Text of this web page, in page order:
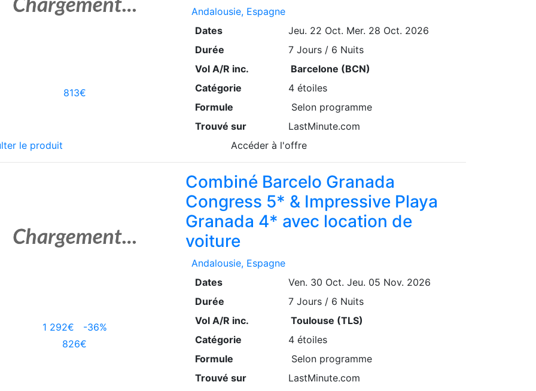
813€
Andalousie, Espagne
Dates
Jeu. 22 Oct. Mer. 28 Oct. 2026
Durée
7 Jours / 6 Nuits
Vol A/R inc.
Barcelone (BCN)
Catégorie
4 étoiles
Formule
Selon programme
Trouvé sur
LastMinute.com
le produit
Accéder à l'offre
1 292€ -36%
826€
Combiné Barcelo Granada
Congress 5* & Impressive Playa
Granada 4* avec location de
voiture
Andalousie, Espagne
Dates
Ven. 30 Oct. Jeu. 05 Nov. 2026
Durée
7 Jours / 6 Nuits
Vol A/R inc.
Toulouse (TLS)
Catégorie
4 étoiles
Formule
Selon programme
Trouvé sur
LastMinute.com